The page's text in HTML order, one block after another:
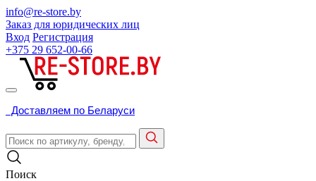
info@re-store.by
Заказ для юридических лиц
Вход Регистрация
+375 29 652-00-66
Доставляем по Беларуси
Поиск